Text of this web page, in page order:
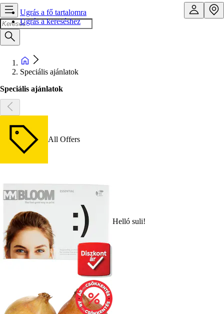
Ugrás a fő tartalomra
Ugrás a kereséshez
Speciális ajánlatok
Speciális ajánlatok
All Offers
Helló suli!